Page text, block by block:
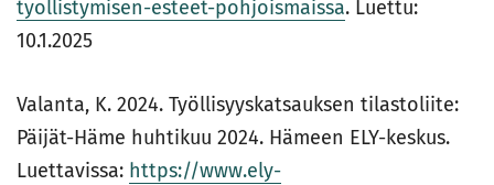
tyollistymisen-esteet-pohjoismaissa. Luettu:
10.1.2025
Valanta, K. 2024. Työllisyyskatsauksen tilastoliite:
Päijät-Häme huhtikuu 2024. Hämeen ELY-keskus.
Luettavissa: https://www.ely-